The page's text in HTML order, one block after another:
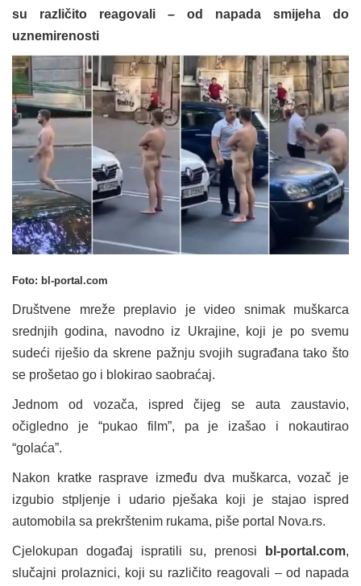
su različito reagovali – od napada smijeha do
uznemirenosti
Foto: bl-portal.com
Društvene mreže preplavio je video snimak muškarca
srednjih godina, navodno iz Ukrajine, koji je po svemu
sudeći riješio da skrene pažnju svojih sugrađana tako što
se prošetao go i blokirao saobraćaj.
Jednom od vozača, ispred čijeg se auta zaustavio,
očigledno je “pukao film”, pa je izašao i nokautirao
“golaća”.
Nakon kratke rasprave između dva muškarca, vozač je
izgubio stpljenje i udario pješaka koji je stajao ispred
automobila sa prekrštenim rukama, piše portal Nova.rs.
Cjelokupan događaj ispratili su, prenosi bl-portal.com,
slučajni prolaznici, koji su različito reagovali – od napada